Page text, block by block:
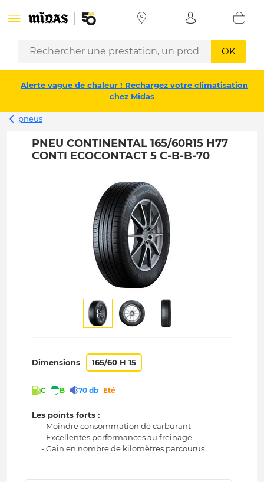
OK
Alerte vague de chaleur ! Rechargez votre climatisation
chez Midas
pneus
PNEU CONTINENTAL 165/60R15 H77
CONTI ECOCONTACT 5 C-B-B-70
Dimensions 165/60 H 15
C B 70 db Eté
Les points forts :
- Moindre consommation de carburant
- Excellentes performances au freinage
- Gain en nombre de kilomètres parcourus